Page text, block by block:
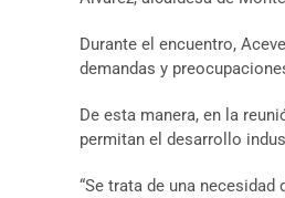
Durante el encuentro,
demandas y
De esta manera, en la
permitan el desarrollo
“Se trata de una